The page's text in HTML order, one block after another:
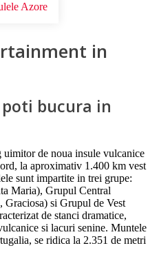
Azore
in
bucura in
de noua insule vulcanice
la aproximativ 1.400 km vest
sunt impartite in trei grupe:
Maria), Grupul Central
Graciosa) si Grupul de Vest
de stanci dramatice,
si lacuri senine. Muntele
se ridica la 2.351 de metri